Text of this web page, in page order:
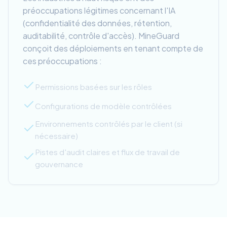
préoccupations légitimes concernant l'IA
(confidentialité des données, rétention,
auditabilité, contrôle d'accès). MineGuard
conçoit des déploiements en tenant compte de
ces préoccupations :
Permissions basées sur les rôles
Configurations de modèle contrôlées
Environnements contrôlés par le client (si
nécessaire)
Pistes d'audit claires et flux de travail de
gouvernance